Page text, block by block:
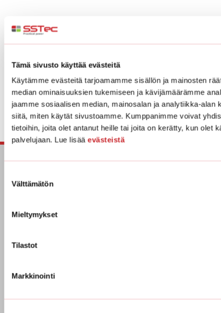
Tämä sivusto käyttää evästeitä
Käytämme evästeitä tarjoamamme sisällön ja mainosten
median ominaisuuksien tukemiseen ja kävijämäärämme
jaamme sosiaalisen median, mainosalan ja analytiikka-alan
siitä, miten käytät sivustoamme. Kumppanimme voivat
tietoihin, joita olet antanut heille tai joita on kerätty, kun olet
palvelujaan. Lue lisääevästeistä
valinta
Välttämätön
Mieltymykset
Tilastot
Markkinointi
Voit ottaa yhteyttä helposti
yhteydenottolomakkeen kautta!
03400 Vihti